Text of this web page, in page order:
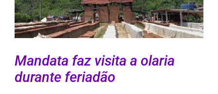
Mandata faz visita a olaria
durante feriadão